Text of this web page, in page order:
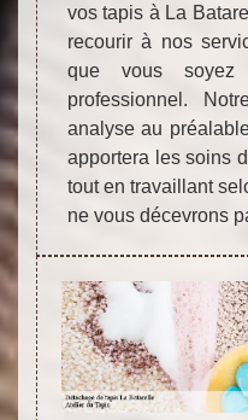
vos tapis à La
recourir à nos
que vous
professionnel.
analyse au
apportera les soins
tout en travaillant
ne vous décevrons